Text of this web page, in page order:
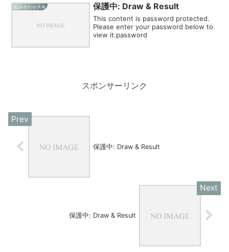
組み合わせ共有 保護中: Draw & Result
This content is password protected.
Please enter your password below to
view it.password
スポンサーリンク
保護中: Draw & Result
保護中: Draw & Result